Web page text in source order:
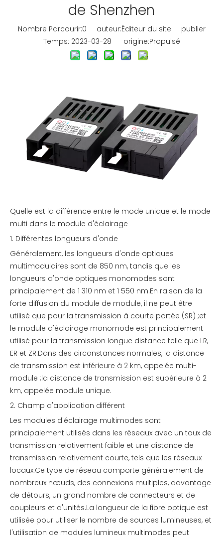
de Shenzhen
Nombre Parcourir:0 auteur:Éditeur du site publier
Temps: 2023-03-28 origine:Propulsé
Quelle est la différence entre le mode unique et le mode
multi dans le module d'éclairage
1. Différentes longueurs d'onde
Généralement, les longueurs d'onde optiques
multimodulaires sont de 850 nm, tandis que les
longueurs d'onde optiques monomodes sont
principalement de 1 310 nm et 1 550 nm.En raison de la
forte diffusion du module de module, il ne peut être
utilisé que pour la transmission à courte portée (SR) ;et
le module d'éclairage monomode est principalement
utilisé pour la transmission longue distance telle que LR,
ER et ZR.Dans des circonstances normales, la distance
de transmission est inférieure à 2 km, appelée multi-
module ;la distance de transmission est supérieure à 2
km, appelée module unique.
2. Champ d'application différent
Les modules d'éclairage multimodes sont
principalement utilisés dans les réseaux avec un taux de
transmission relativement faible et une distance de
transmission relativement courte, tels que les réseaux
locaux.Ce type de réseau comporte généralement de
nombreux nœuds, des connexions multiples, davantage
de détours, un grand nombre de connecteurs et de
coupleurs et d'unités.La longueur de la fibre optique est
utilisée pour utiliser le nombre de sources lumineuses, et
l'utilisation de modules lumineux multimodes peut